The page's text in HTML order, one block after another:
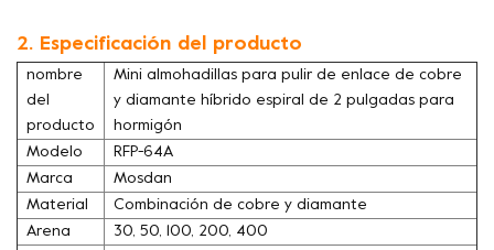
2. Especificación del producto
nombre
del
producto
Mini almohadillas para pulir de enlace de cobre
y diamante híbrido espiral de 2 pulgadas para
hormigón
Modelo
RFP-64A
Marca
Mosdan
Material
Combinación de cobre y diamante
Arena
30, 50, 100, 200, 400